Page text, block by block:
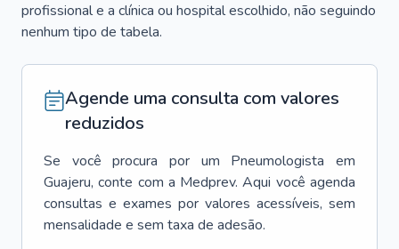
profissional e a clínica ou hospital escolhido, não seguindo
nenhum tipo de tabela.
Agende uma consulta com valores
reduzidos
Se você procura por um Pneumologista
em
Guajeru, conte com a Medprev. Aqui você agenda
consultas e exames por valores acessíveis, sem
mensalidade e sem taxa de adesão.